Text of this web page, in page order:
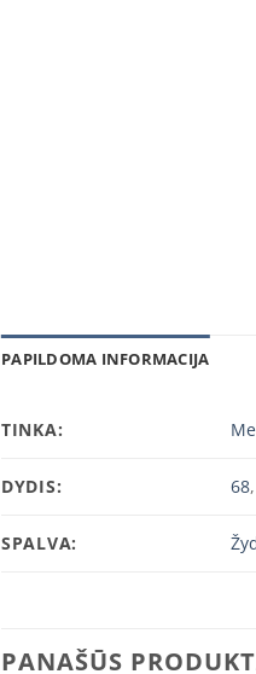
PAPILDOMA INFORMACIJA
TINKA:
DYDIS: 68
SPALVA:
PANAŠŪS